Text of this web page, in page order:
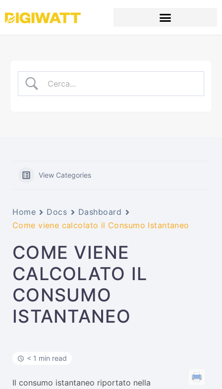
View Categories
Home Docs
Dashboard
Come viene calcolato il Consumo Istantaneo
COME VIENE
CALCOLATO IL
CONSUMO
ISTANTANEO
< 1 min read
Il consumo istantaneo riportato nella